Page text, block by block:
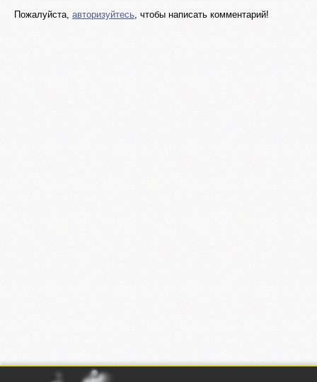
Пожалуйста, авторизуйтесь, чтобы написать комментарий!